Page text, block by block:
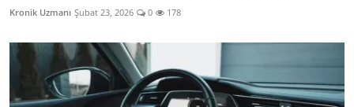
Kronik Uzmanı Şubat 23, 2026 0 178